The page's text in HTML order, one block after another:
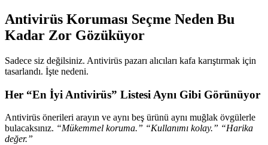
Antivirüs Koruması Seçme Neden Bu
Kadar Zor Gözüküyor
Sadece siz değilsiniz. Antivirüs pazarı alıcıları kafa karıştırmak için
tasarlandı. İşte nedeni.
Her “En İyi Antivirüs” Listesi Aynı Gibi Görünüyor
Antivirüs önerileri arayın ve aynı beş ürünü aynı muğlak övgülerle
bulacaksınız. “Mükemmel koruma.” “Kullanımı kolay.” “Harika
değer.”